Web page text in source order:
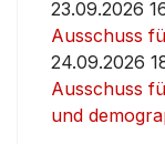
23.09.2026
Ausschuss
24.09.2026
Ausschuss
und